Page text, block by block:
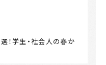
！学生・社会人の春か